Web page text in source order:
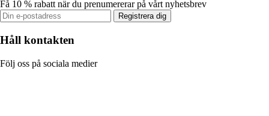
Få 10 % rabatt när du prenumererar på vårt nyhetsbrev
Registrera dig
Håll kontakten
Följ oss på sociala medier